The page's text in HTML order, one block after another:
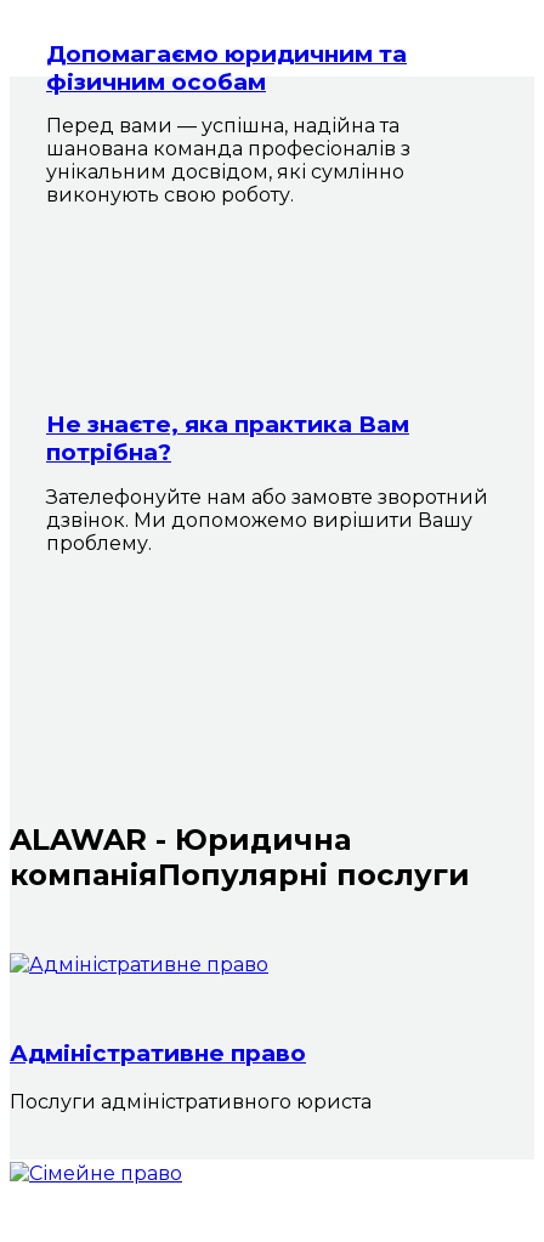
Допомагаємо юридичним та
фізичним особам
Перед вами — успішна, надійна та
шанована команда професіоналів з
унікальним досвідом, які сумлінно
виконують свою роботу.
Не знаєте, яка практика Вам
потрібна?
Зателефонуйте нам або замовте зворотний
дзвінок. Ми допоможемо вирішити Вашу
проблему.
ALAWAR - Юридична
компаніяПопулярні послуги
Адміністративне право
Послуги адміністративного юриста